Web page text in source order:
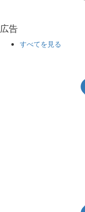
広告
すべてを見る